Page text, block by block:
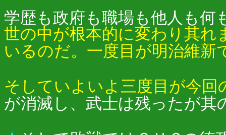
学歴も政府も職場も他人も何
世の中が根本的に変わり其
いるのだ。一度目が明治維新
そしていよいよ三度目が今回
が消滅し、武士は残ったが其